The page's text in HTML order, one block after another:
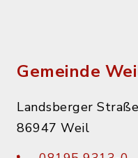
Gemeinde
Landsberger
86947 Weil